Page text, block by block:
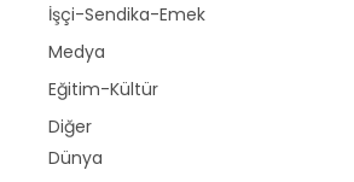
İşçi-Sendika-Emek
Medya
Eğitim-Kültür
Diğer
Dünya